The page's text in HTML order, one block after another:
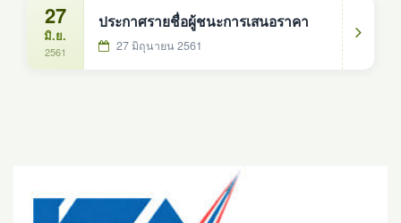
27
มิ.ย.
2561
ประกาศรายชื่อผู้ชนะการเสนอราคา
27 มิถุนายน 2561